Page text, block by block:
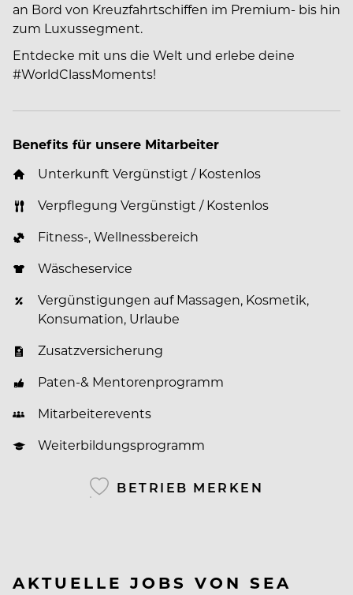
an Bord von Kreuzfahrtschiffen im Premium- bis hin
zum Luxussegment.
Entdecke mit uns die Welt und erlebe deine
#WorldClassMoments!
Benefits für unsere Mitarbeiter
Unterkunft Vergünstigt / Kostenlos
Verpflegung Vergünstigt / Kostenlos
Fitness-, Wellnessbereich
Wäscheservice
Vergünstigungen auf Massagen, Kosmetik,
Konsumation, Urlaube
Zusatzversicherung
Paten-& Mentorenprogramm
Mitarbeiterevents
Weiterbildungsprogramm
BETRIEB MERKEN
AKTUELLE JOBS VON SEA